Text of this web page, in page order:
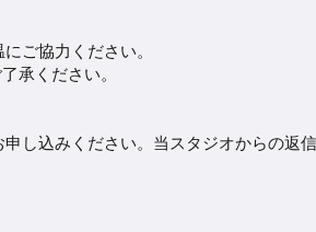
ご協力ください。
承ください。
申し込みください。当スタジオからの返